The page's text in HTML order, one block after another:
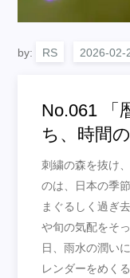
by: RS
No.061 「
ち、時間
刺繍の森を抜け
のは、日本の季
まぐるしく過ぎ
や旬の気配をそ
日、雨水の潤い
レンダーをめく